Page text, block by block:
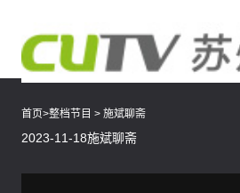
首页>整档节目 > 施斌聊斋
2023-11-18施斌聊斋